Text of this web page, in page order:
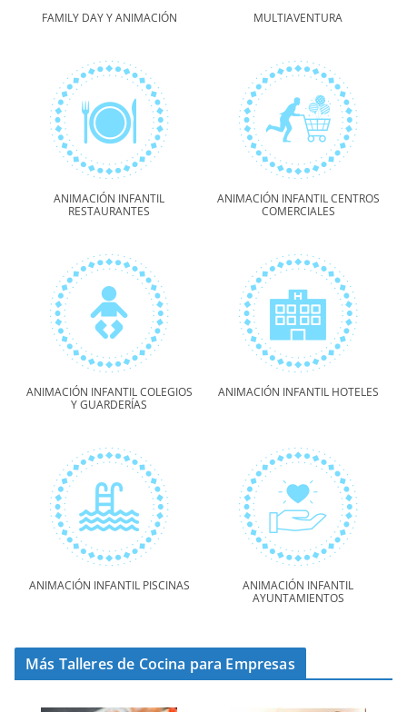
FAMILY DAY Y ANIMACIÓN MULTIAVENTURA
ANIMACIÓN INFANTIL
RESTAURANTES
ANIMACIÓN INFANTIL CENTROS
COMERCIALES
ANIMACIÓN INFANTIL COLEGIOS
Y GUARDERÍAS
ANIMACIÓN INFANTIL HOTELES
ANIMACIÓN INFANTIL PISCINAS
ANIMACIÓN INFANTIL
AYUNTAMIENTOS
Más Talleres de Cocina para Empresas